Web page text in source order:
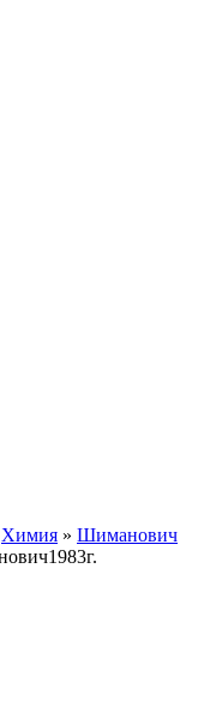
Химия » Шиманович